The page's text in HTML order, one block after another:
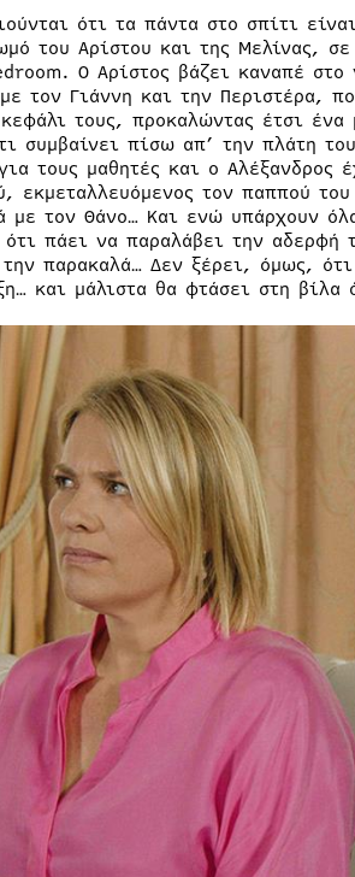
ότι τα πάντα στο σπίτι
του Αρίστου και της Μελίνας,
Ο Αρίστος βάζει καναπέ
τον Γιάννη και την Περιστέρα,
τους, προκαλώντας έτσι
συμβαίνει πίσω απ’ την πλάτη
τους μαθητές και ο Αλέξανδρος
εκμεταλλευόμενος τον παππού
με τον Θάνο… Και ενώ υπάρχουν
πάει να παραλάβει την αδερφή
παρακαλά… Δεν ξέρει, όμως,
και μάλιστα θα φτάσει στη